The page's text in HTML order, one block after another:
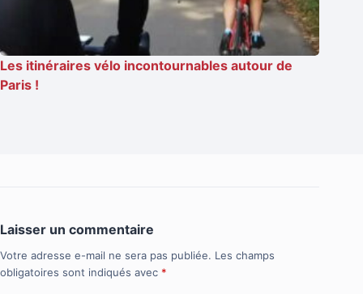
Les itinéraires vélo incontournables autour de
Paris !
Laisser un commentaire
Votre adresse e-mail ne sera pas publiée. Les champs
obligatoires sont indiqués avec *